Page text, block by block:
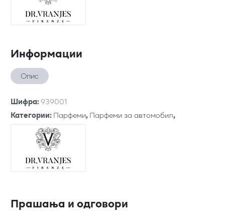
Информации
Опис
Шифра:939001
Категории:Парфеми,Парфеми за автомобил,
Прашања и одговори